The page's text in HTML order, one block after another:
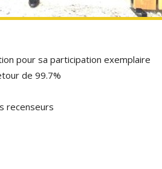
pour sa participation exemplaire
de 99.7%
recenseurs